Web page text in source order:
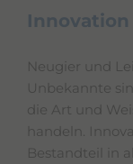
Innovation
Neugier und
Unbekannte
die Art und
handeln.
Bestandteil in